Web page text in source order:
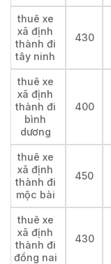
thuê xe
xã định
thành đi
tây ninh
430
thuê xe
xã định
thành đi
bình
dương
400
thuê xe
xã định
thành đi
mộc bài
450
thuê xe
xã định
thành đi
đồng nai
430